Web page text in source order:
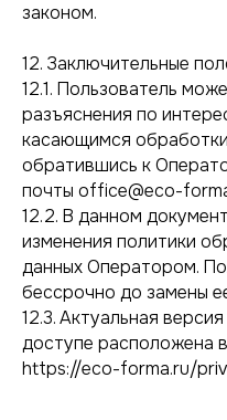
законом.
12. Заключительные
12.1. Пользователь
разъяснения по
касающимся
обратившись к
почты office@eco-
12.2. В данном
изменения политики
данных Оператором.
бессрочно до замены
12.3. Актуальная
доступе расположена
https://eco-forma.ru/